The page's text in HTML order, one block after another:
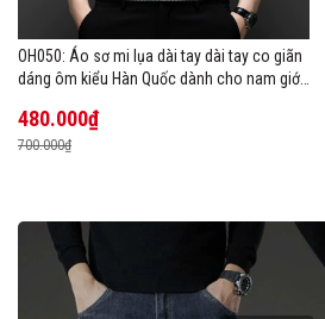
OH050: Áo sơ mi lụa dài tay dài tay co giãn
dáng ôm kiểu Hàn Quốc dành cho nam giới,
480.000₫
700.000₫